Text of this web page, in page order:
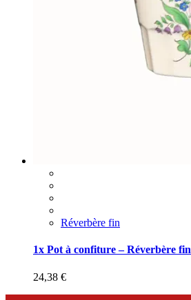
Réverbère fin
1x Pot à confiture – Réverbère fin
24,38 €